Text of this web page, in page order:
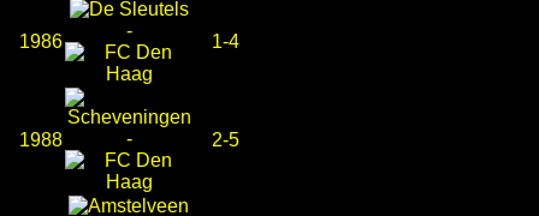
1986
-
1-4
1988 - 2-5